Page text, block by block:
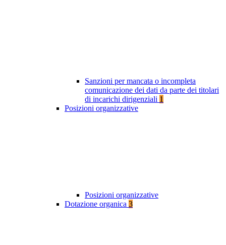
Sanzioni per mancata o incompleta
comunicazione dei dati da parte dei titolari
di incarichi dirigenziali 1
Posizioni organizzative
Posizioni organizzative
Dotazione organica 3